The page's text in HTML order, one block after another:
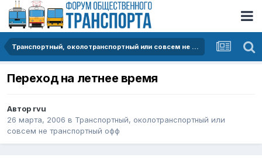
Транспортный, околотранспортный или совсем не транспортный офф
Переход на летнее время
Автор rvu
26 марта, 2006 в Транспортный, околотранспортный или
совсем не транспортный офф